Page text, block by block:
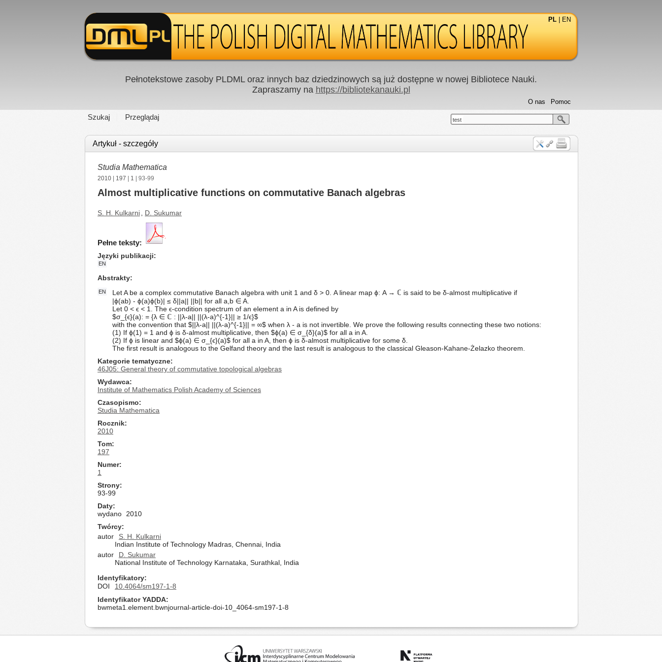
PL EN
Pełnotekstowe zasoby PLDML oraz innych baz dziedzinowych są już dostępne w nowej Bibliotece Nauki.
Zapraszamy na https://bibliotekanauki.pl
Szukaj Przeglądaj
Pomoc
O nas
test
Artykuł - szczegóły
Studia Mathematica
2010 197 1 | 93-99
Almost multiplicative functions on commutative Banach algebras
S. H. Kulkarni D. Sukumar
Pełne teksty:
Języki publikacji
EN
Abstrakty
EN
Let A be a complex commutative Banach algebra with unit 1 and δ > 0. A linear map ϕ: A → ℂ is said to be δ-almost multiplicative if
|ϕ(ab) - ϕ(a)ϕ(b)| ≤ δ||a|| ||b|| for all a,b ∈ A.
Let 0 < ϵ < 1. The ϵ-condition spectrum of an element a in A is defined by
$σ_{ϵ}(a): = {λ ∈ ℂ : ||λ-a|| ||(λ-a)^{-1}|| ≥ 1/ϵ}$
with the convention that $||λ-a|| ||(λ-a)^{-1}|| = ∞$ when λ - a is not invertible. We prove the following results connecting these two notions:
(1) If ϕ(1) = 1 and ϕ is δ-almost multiplicative, then $ϕ(a) ∈ σ_{δ}(a)$ for all a in A.
(2) If ϕ is linear and $ϕ(a) ∈ σ_{ϵ}(a)$ for all a in A, then ϕ is δ-almost multiplicative for some δ.
The first result is analogous to the Gelfand theory and the last result is analogous to the classical Gleason-Kahane-Żelazko theorem.
Kategorie tematyczne
46J05: General theory of commutative topological algebras
Wydawca
Institute of Mathematics Polish Academy of Sciences
Czasopismo
Studia Mathematica
Rocznik
2010
Tom
197
Numer
1
Strony
93-99
Daty
wydano
2010
Twórcy
autor
S. H. Kulkarni
Indian Institute of Technology Madras, Chennai, India
autor
D. Sukumar
National Institute of Technology Karnataka, Surathkal, India
Identyfikatory
DOI
10.4064/sm197-1-8
Identyfikator YADDA
bwmeta1.element.bwnjournal-article-doi-10_4064-sm197-1-8